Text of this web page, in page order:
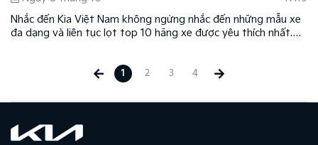
Nhắc đến Kia Việt Nam không ngừng nhắc đến những mẫu xe
đa dạng và liên tục lọt top 10 hãng xe được yêu thích nhất.
1 2 3 4